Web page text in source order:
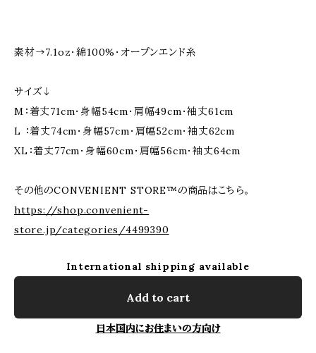
素材→7.1oz・綿100%・オープンエンド糸
サイズ↓
M：着丈71cm・身幅54cm・肩幅49cm・袖丈61cm
L ：着丈74cm・身幅57cm・肩幅52cm・袖丈62cm
XL：着丈77cm・身幅60cm・肩幅56cm・袖丈64cm
その他のCONVENIENT STORE™の商品はこちら。
https://shop.convenient-
store.jp/categories/4499390
International shipping available
Add to cart
日本国内にお住まいの方向け